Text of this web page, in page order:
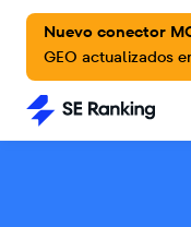
Nuevo conector
GEO actualizados